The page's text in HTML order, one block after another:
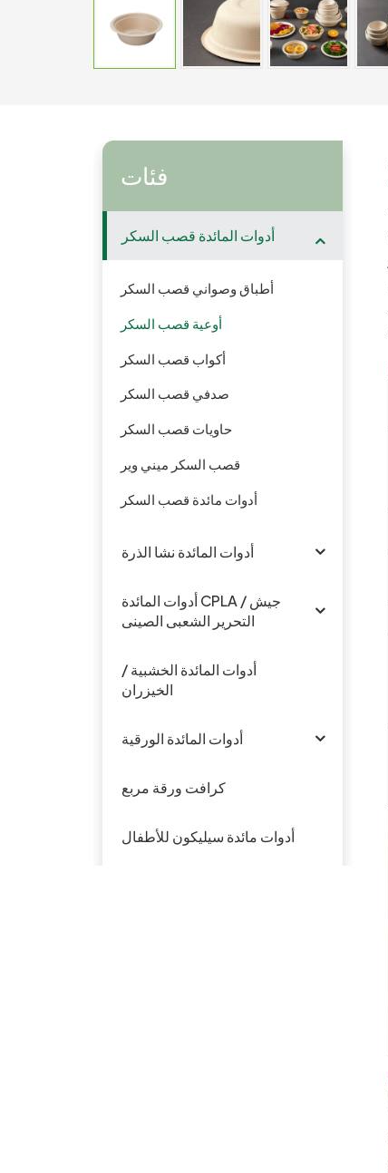
فئات
أدوات المائدة قصب السكر
أطباق وصواني قصب السكر
أوعية قصب السكر
أكواب قصب السكر
صدفي قصب السكر
حاويات قصب السكر
قصب السكر ميني وير
أدوات مائدة قصب السكر
أدوات المائدة نشا الذرة
أدوات المائدة CPLA / جيش
التحرير الشعبى الصينى
أدوات المائدة الخشبية /
الخيزران
أدوات المائدة الورقية
كرافت ورقة مربع
أدوات مائدة سيليكون للأطفال